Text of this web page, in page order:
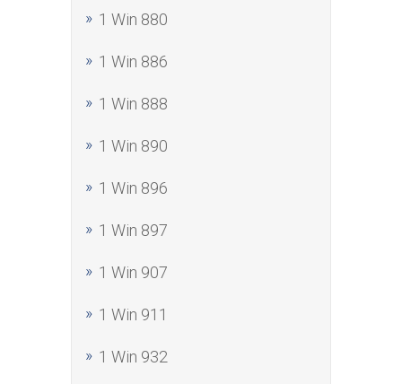
1 Win 880
1 Win 886
1 Win 888
1 Win 890
1 Win 896
1 Win 897
1 Win 907
1 Win 911
1 Win 932